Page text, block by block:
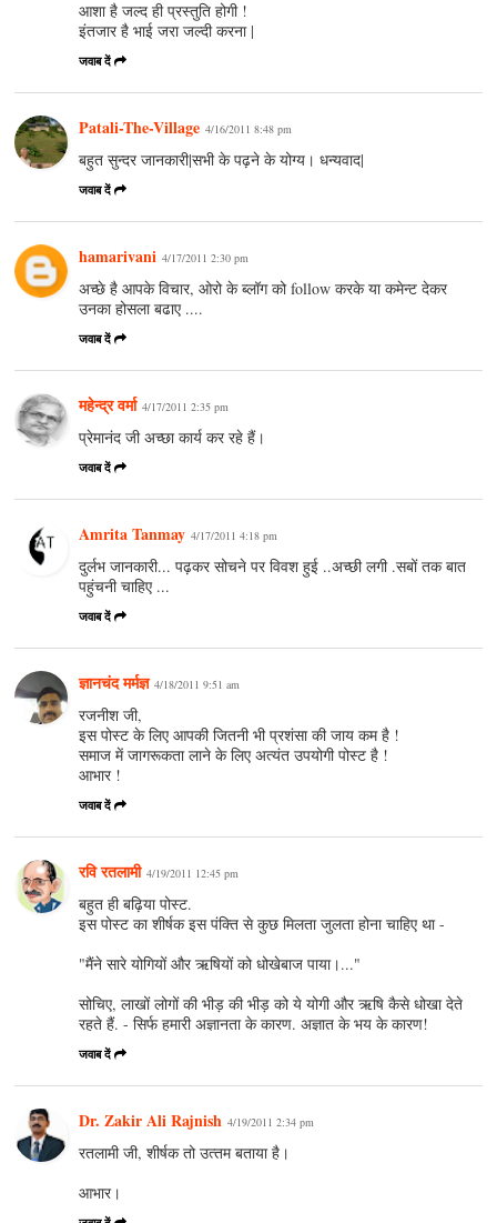
आशा है जल्द ही प्रस्तुति होगी !
इंतजार है भाई जरा जल्दी करना |
जवाब दें
Patali-The-Village 4/16/2011 8:48 pm
बहुत सुन्दर जानकारी|सभी के पढ़ने के योग्य। धन्यवाद|
जवाब दें
hamarivani 4/17/2011 2:30 pm
अच्छे है आपके विचार, ओरो के ब्लॉग को follow करके या कमेन्ट देकर
उनका होसला बढाए ....
जवाब दें
महेन्‍द्र वर्मा 4/17/2011 2:35 pm
प्रेमानंद जी अच्छा कार्य कर रहे हैं।
जवाब दें
Amrita Tanmay 4/17/2011 4:18 pm
दुर्लभ जानकारी... पढ़कर सोचने पर विवश हुई ..अच्छी लगी .सबों तक बात
पहुंचनी चाहिए ...
जवाब दें
ज्ञानचंद मर्मज्ञ 4/18/2011 9:51 am
रजनीश जी,
इस पोस्ट के लिए आपकी जितनी भी प्रशंसा की जाय कम है !
समाज में जागरूकता लाने के लिए अत्यंत उपयोगी पोस्ट है !
आभार !
जवाब दें
रवि रतलामी 4/19/2011 12:45 pm
बहुत ही बढ़िया पोस्ट.
इस पोस्ट का शीर्षक इस पंक्ति से कुछ मिलता जुलता होना चाहिए था -
"मैंने सारे योगियों और ऋषियों को धोखेबाज पाया।..."
सोचिए, लाखों लोगों की भीड़ की भीड़ को ये योगी और ऋषि कैसे धोखा देते
रहते हैं. - सिर्फ हमारी अज्ञानता के कारण. अज्ञात के भय के कारण!
जवाब दें
Dr. Zakir Ali Rajnish 4/19/2011 2:34 pm
रतलामी जी, शीर्षक तो उत्‍तम बताया है।
आभार।